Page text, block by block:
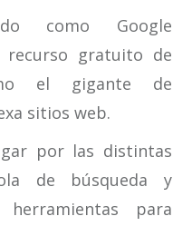
como Google
recurso gratuito de
el gigante de
sitios web.
por las distintas
de búsqueda y
para